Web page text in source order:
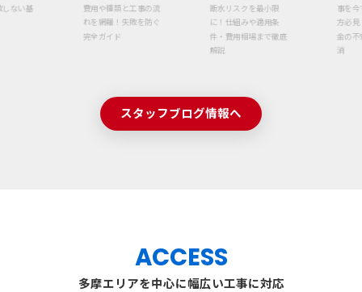
しない基
費用や種類と工事の流
れを網羅！失敗を防ぐ
完全ガイド
断水リスクを最小限
に！仕組みや適用条
件・費用相場まで徹底
解説
事を
方必見
金の不
消
スタッフブログ情報へ
多摩エリアを中心に幅広い工事に対応
ACCESS